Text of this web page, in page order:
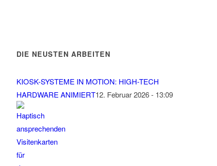
DIE NEUSTEN ARBEITEN
KIOSK-SYSTEME IN MOTION: HIGH-TECH
HARDWARE ANIMIERT12. Februar 2026 - 13:09